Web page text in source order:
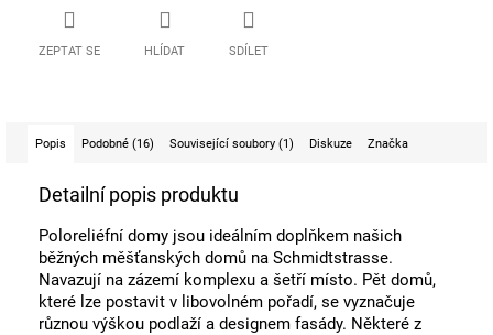
ZEPTAT SE HLÍDAT SDÍLET
Popis Podobné (16) Související soubory (1) Diskuze Značka
Detailní popis produktu
Poloreliéfní domy jsou ideálním doplňkem našich
běžných měšťanských domů na Schmidtstrasse.
Navazují na zázemí komplexu a šetří místo. Pět domů,
které lze postavit v libovolném pořadí, se vyznačuje
různou výškou podlaží a designem fasády. Některé z